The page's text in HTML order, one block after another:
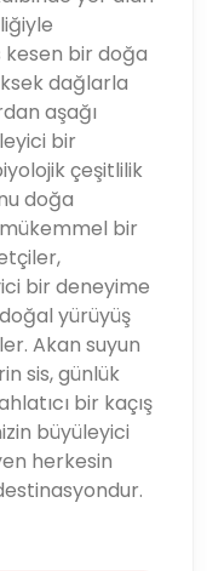
bir doğa
dağlarla
aşağı
bir
çeşitlilik
doğa
bir
bir deneyime
yürüyüş
Akan suyun
sis, günlük
bir kaçış
büyüleyici
herkesin